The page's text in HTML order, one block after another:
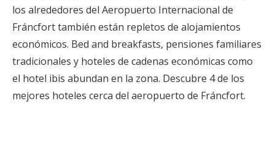
los alrededores del Aeropuerto Internacional de
Fráncfort también están repletos de alojamientos
económicos. Bed and breakfasts, pensiones familiares
tradicionales y hoteles de cadenas económicas como
el hotel ibis abundan en la zona. Descubre 4 de los
mejores hoteles cerca del aeropuerto de Fráncfort.